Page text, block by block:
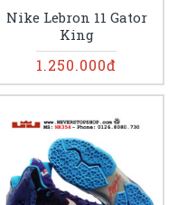
Nike Lebron 11 Gator
King
1.250.000đ